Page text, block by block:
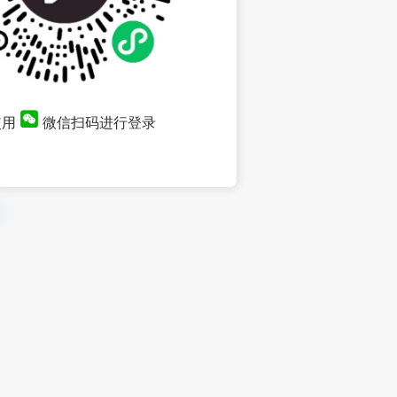
微信扫码进行登录